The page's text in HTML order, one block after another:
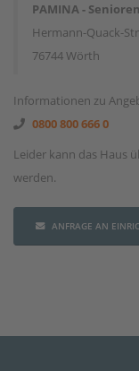
PAMINA -
Hermann-Quack-
76744 Wörth
Informationen zu
0800 800 666 0
Leider kann das Haus
werden.
ANFRAGE AN